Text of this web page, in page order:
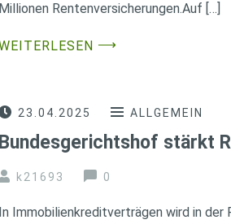
Millionen Rentenversicherungen.Auf […]
⟶
23.04.2025 ALLGEMEIN
Bundesgerichtshof stärkt
k21693 0
In Immobilienkreditverträgen wird in der